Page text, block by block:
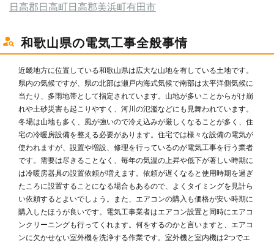
日高郡日高町日高郡美浜町有田市
和歌山県の電気工事全般事情
近畿地方に位置している和歌山県は広大な山地を有している土地です。
県内の気候ですが、県の北部は瀬戸内海式気候で南部は太平洋側気候に
当たり、多雨地帯として指定されています。山地が多いことからがけ崩
れや土砂災害も起こりやすく、河川の氾濫などにも見舞われています。
冬場は山地も多く、風が強いので冷え込みが厳しくなることが多く、住
宅の冷暖房設備を整える必要があります。住宅では様々な設備の電気が
使われますが、設置や増設、修理を行っているのが電気工事を行う業者
です。需要は尽きることなく、毎年の気温の上昇や低下が著しい時期に
は冷暖房器具の設置依頼が増えます。依頼が遅くなると使用時期を過ぎ
たころに設置することになる場合もあるので、よくタイミングを見計ら
い依頼するとよいでしょう。また、エアコンの購入も価格が安い時期に
購入したほうが良いです。電気工事業者はエアコン設置と同時にエアコ
ンクリーニングも行ってくれます。何をするのかと言いますと、エアコ
ンに欠かせない室外機を洗浄する作業です。室外機と室内機は2つでエ